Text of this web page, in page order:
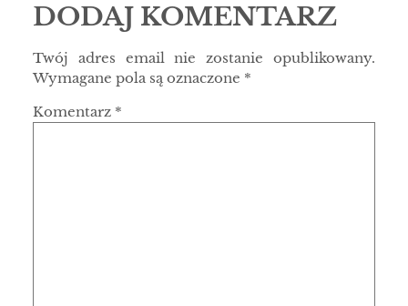
DODAJ KOMENTARZ
Twój adres email nie zostanie opublikowany.
Wymagane pola są oznaczone *
Komentarz *